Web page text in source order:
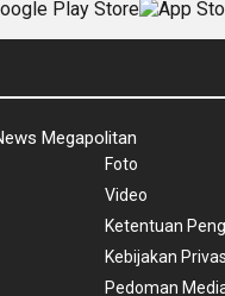
Megapolitan
Foto
Video
Ketentuan
Kebijakan
Pedoman